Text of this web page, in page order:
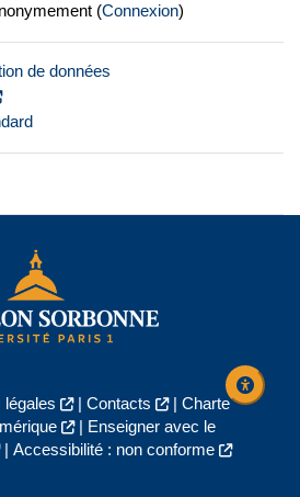
(Connexion)
de données
légales | Contacts | Charte
|
Enseigner avec le
| Accessibilité : non conforme